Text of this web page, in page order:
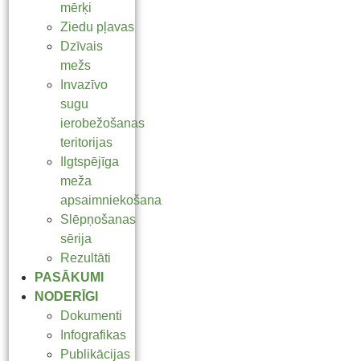
mērķi
Ziedu pļavas
Dzīvais
mežs
Invazīvo
sugu
ierobežošanas
teritorijas
Ilgtspējīga
meža
apsaimniekošana
Slēpņošanas
sērija
Rezultāti
PASĀKUMI
NODERĪGI
Dokumenti
Infografikas
Publikācijas